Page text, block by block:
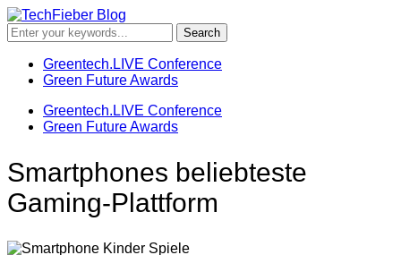
Greentech.LIVE Conference
Green Future Awards
Greentech.LIVE Conference
Green Future Awards
Smartphones beliebteste
Gaming-Plattform